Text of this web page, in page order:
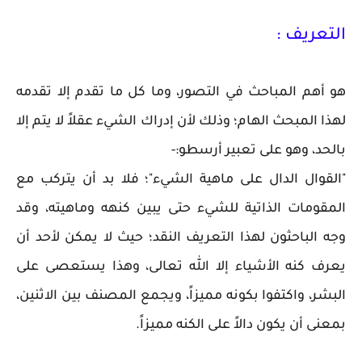
التعريف :
هو أهم المباحث في التصور، وما كل ما تقدم إلا تقدمه
لهذا المبحث الهام؛ وذلك لأن إدراك الشيء عقلاً لا يتم إلا
بالحد، وهو على تعبير أرسطو:-
"القوال الدال على ماهية الشيء"؛ فلا بد أن يتركب مع
المقومات الذاتية للشيء حتى يبين كنهه وماهيته، وقد
وجه الباحثون لهذا التعريف النقد؛ حيث لا يمكن لأحد أن
يعرف كنه الأشياء إلا الله تعالى، وهذا يستعصى على
البشر، واكتفوا بكونه مميزاً، ويجمع المصنف بين الاثنين،
بمعنى أن يكون دالاً على الكنه مميزاً.